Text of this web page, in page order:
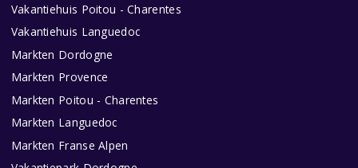
Vakantiehuis Poitou - Charentes
Vakantiehuis Languedoc
Markten Dordogne
Markten Provence
Markten Poitou - Charentes
Markten Languedoc
Markten Franse Alpen